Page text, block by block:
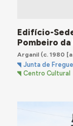
Edifício-
Pombeiro
Arganil(c. 1980
Junta de
Centro Cultural